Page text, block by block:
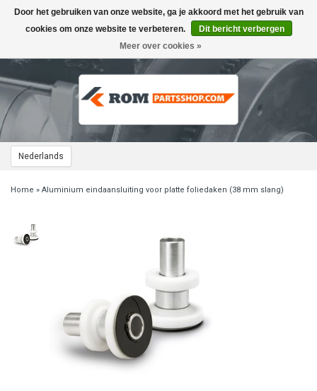
Nederlands
Toggle
navigation
Home » Aluminium eindaansluiting voor platte foliedaken (38 mm slang)
Door het gebruiken van onze website, ga je akkoord met het gebruik van
cookies om onze website te verbeteren.
Dit bericht verbergen
Meer over cookies »